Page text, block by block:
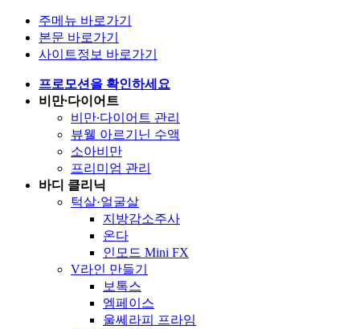
주메뉴 바로가기
본문 바로가기
사이트정보 바로가기
프로모션을 확인하세요
비만∙다이어트
비만∙다이어트 관리
뷰웰 아르기닌 수액
소아비만
프리미엄 관리
바디 클리닉
턱살·얼굴살
지방감소주사
온다
인모드 Mini FX
V라인 만들기
보톡스
엠페이스
울쎄라피 프라임